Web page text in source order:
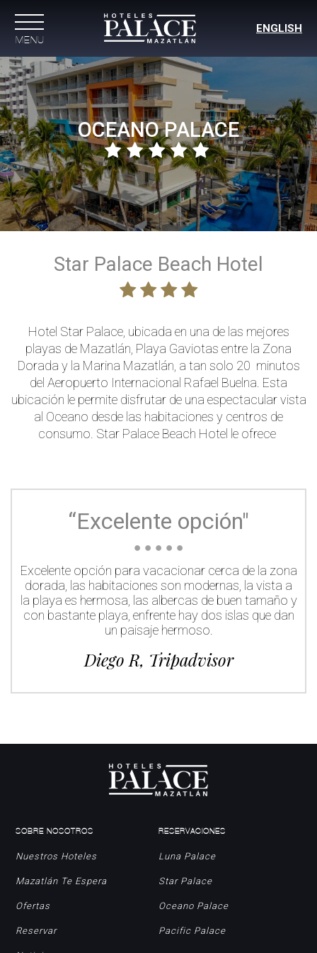
ENGLISH
MENU
Reserva tu hotel en Mazatlan frente al mar
OCEANO PALACE
Star Palace Beach Hotel
Hotel Star Palace, ubicada en una de las mejores
playas de Mazatlán, Playa Gaviotas entre la Zona
Dorada y la Marina Mazatlán, a tan solo 20 minutos
del Aeropuerto Internacional Rafael Buelna. Esta
ubicación le permite disfrutar de una espectacular vista
al Oceano desde las habitaciones y centros de
consumo. Star Palace Beach Hotel le ofrece
“Excelente opción"
● ● ● ● ●
Excelente opción para vacacionar cerca de la zona
dorada, las habitaciones son modernas, la vista a
la playa es hermosa, las albercas de buen tamaño y
con bastante playa, enfrente hay dos islas que dan
un paisaje hermoso.
Diego R, Tripadvisor
SOBRE NOSOTROS
Nuestros Hoteles
Mazatlán Te Espera
Ofertas
Reservar
RESERVACIONES
Luna Palace
Star Palace
Oceano Palace
Pacific Palace